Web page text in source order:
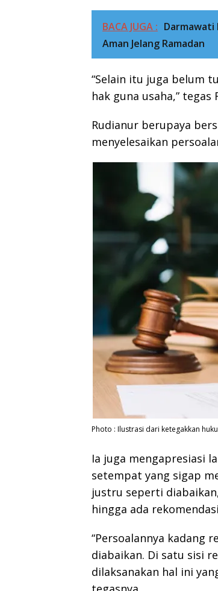
BACA JUGA : Darmawati
Aman Jelang Ramadan
“Selain itu juga belum
hak guna usaha,” tegas
Rudianur berupaya
menyelesaikan
Photo : Ilustrasi dari ketegakkan
Ia juga mengapresiasi
setempat yang sigap
justru seperti
hingga ada
“Persoalannya kadang
diabaikan. Di satu sisi
dilaksanakan hal ini